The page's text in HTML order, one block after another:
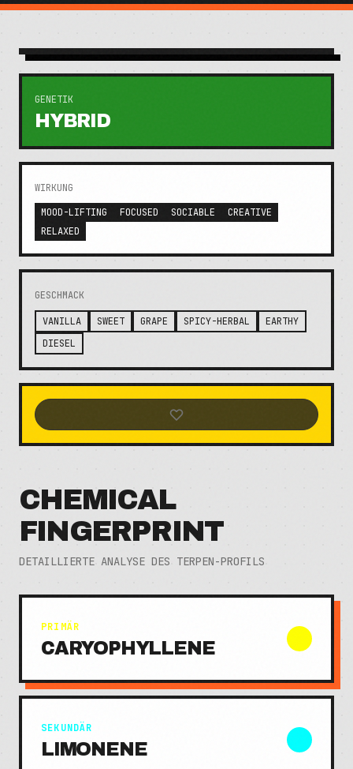
GENETIK
HYBRID
WIRKUNG
MOOD-LIFTING
FOCUSED SOCIABLE
CREATIVE
RELAXED
GESCHMACK
VANILLA SWEET GRAPE SPICY-HERBAL
EARTHY
DIESEL
CHEMICAL
FINGERPRINT
DETAILLIERTE ANALYSE DES TERPEN-PROFILS
PRIMÄR
CARYOPHYLLENE
SEKUNDÄR
LIMONENE